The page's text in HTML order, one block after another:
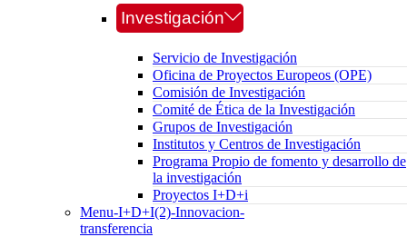
Investigación
Servicio de Investigación
Oficina de Proyectos Europeos (OPE)
Comisión de Investigación
Comité de Ética de la Investigación
Grupos de Investigación
Institutos y Centros de Investigación
Programa Propio de fomento y desarrollo de
la investigación
Proyectos I+D+i
Menu-I+D+I(2)-Innovacion-
transferencia